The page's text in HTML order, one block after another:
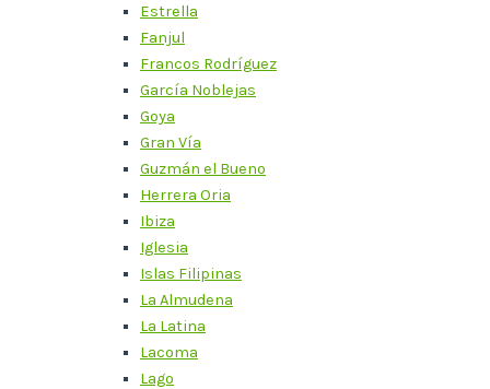
Estrella
Fanjul
Francos Rodríguez
García Noblejas
Goya
Gran Vía
Guzmán el Bueno
Herrera Oria
Ibiza
Iglesia
Islas Filipinas
La Almudena
La Latina
Lacoma
Lago